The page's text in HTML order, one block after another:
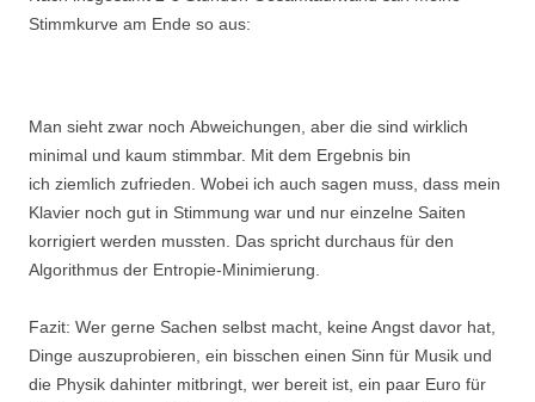
Stimmkurve am Ende so aus:
Man sieht zwar noch Abweichungen, aber die sind wirklich
minimal und kaum stimmbar. Mit dem Ergebnis bin
ich ziemlich zufrieden. Wobei ich auch sagen muss, dass mein
Klavier noch gut in Stimmung war und nur einzelne Saiten
korrigiert werden mussten. Das spricht durchaus für den
Algorithmus der Entropie-Minimierung.
Fazit: Wer gerne Sachen selbst macht, keine Angst davor hat,
Dinge auszuprobieren, ein bisschen einen Sinn für Musik und
die Physik dahinter mitbringt, wer bereit ist, ein paar Euro für